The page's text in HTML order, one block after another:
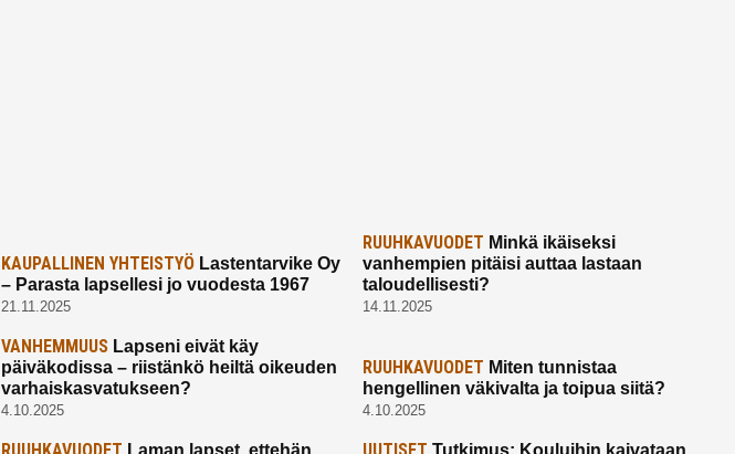
KAUPALLINEN YHTEISTYÖLastentarvike Oy
– Parasta lapsellesi jo vuodesta 1967
21.11.2025
RUUHKAVUODET Minkä ikäiseksi
vanhempien pitäisi auttaa lastaan
taloudellisesti?
14.11.2025
VANHEMMUUSLapseni eivät käy
päiväkodissa – riistänkö heiltä oikeuden
varhaiskasvatukseen?
4.10.2025
RUUHKAVUODET Miten tunnistaa
hengellinen väkivalta ja toipua siitä?
4.10.2025
RUUHKAVUODET Laman lapset, ettehän
UUTISET Tutkimus: Kouluihin kaivataan